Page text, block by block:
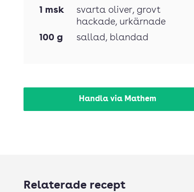
1 msk svarta oliver, grovt
hackade, urkärnade
100 g sallad, blandad
Handla via Mathem
Relaterade recept